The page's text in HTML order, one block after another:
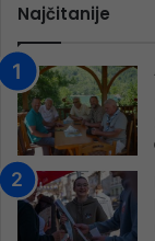
Najčitanije